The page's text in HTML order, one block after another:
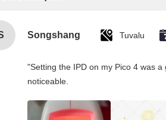
Songshang Tuvalu
"Setting the IPD on my Pico 4 was
noticeable.